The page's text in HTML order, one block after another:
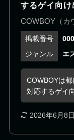
するゲイ向
COWBOY（カ
エ
COWBOYは
対応するゲイ
です。筋肉質
系”が中心、個
2026年6月8日